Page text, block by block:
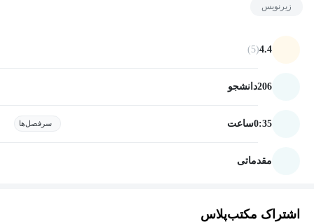
زیرنویس
4.4
(5)
206دانشجو
0:35ساعت سرفصل‌ها
مقدماتی
اشتراک مکتب‌پلاس